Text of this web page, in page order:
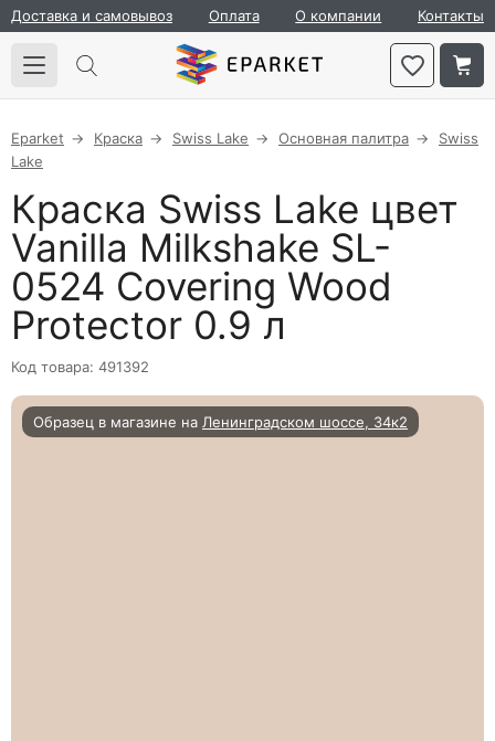
Доставка и самовывоз Оплата О компании Контакты
Eparket Краска Swiss Lake Основная палитра
Swiss
Lake
Краска Swiss Lake цвет
Vanilla Milkshake SL-
0524 Covering Wood
Protector 0.9 л
Код товара: 491392
Образец в магазине на Ленинградском шоссе, 34к2